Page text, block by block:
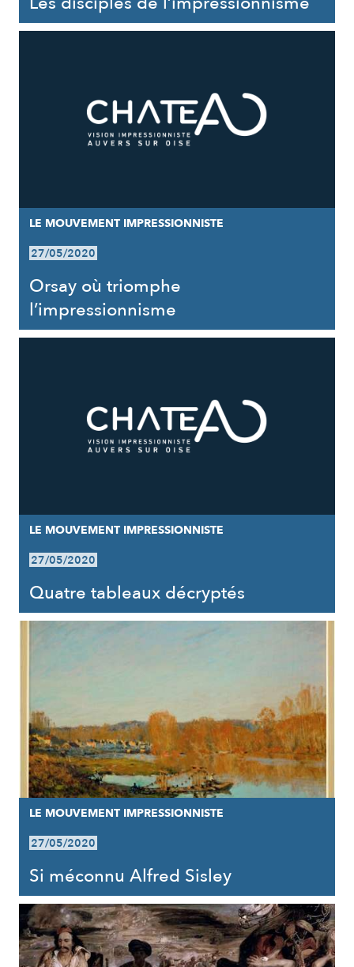
LE MOUVEMENT IMPRESSIONNISTE
27/05/2020
Orsay où triomphe
l’impressionnisme
LE MOUVEMENT IMPRESSIONNISTE
27/05/2020
Quatre tableaux décryptés
LE MOUVEMENT IMPRESSIONNISTE
27/05/2020
Si méconnu Alfred Sisley